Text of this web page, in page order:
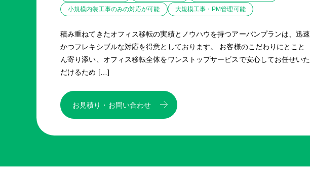
小規模内装工事のみの対応が可能
大規模工事・PM管理可能
積み重ねてきたオフィス移転の実績とノウハウを持つアーバンプランは、迅速
かつフレキシブルな対応を得意としております。 お客様のこだわりにとこと
ん寄り添い、オフィス移転全体をワンストップサービスで安心してお任せいた
だけるため […]
お見積り・お問い合わせ